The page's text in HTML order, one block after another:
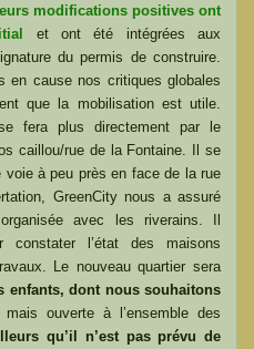
modifications positives ont
et ont été intégrées aux
du permis de construire.
en cause nos critiques globales
que la mobilisation est utile.
fera plus directement par le
caillou/rue de la Fontaine. Il se
voie à peu près en face de la rue
GreenCity nous a assuré
avec les riverains. Il
constater l’état des maisons
Le nouveau quartier sera
enfants, dont nous souhaitons
mais ouverte à l’ensemble des
qu’il n’est pas prévu de